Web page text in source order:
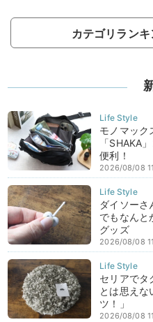
カテゴリラン
モノマック
「SHAKA
便利！
2026/08/08
ダイソー
でもなんと
グッズ
2026/08/08
セリアでタ
とは思えな
ツ！」
2026/08/08